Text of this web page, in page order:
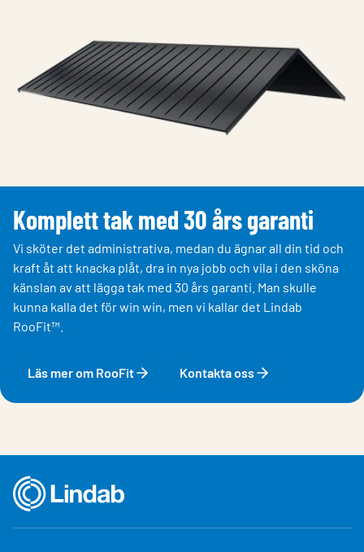
Komplett tak med 30 års garanti
Vi sköter det administrativa, medan du ägnar all din tid och
kraft åt att knacka plåt, dra in nya jobb och vila i den sköna
känslan av att lägga tak med 30 års garanti. Man skulle
kunna kalla det för win win, men vi kallar det Lindab
RooFit™.
Läs mer om RooFit Kontakta oss